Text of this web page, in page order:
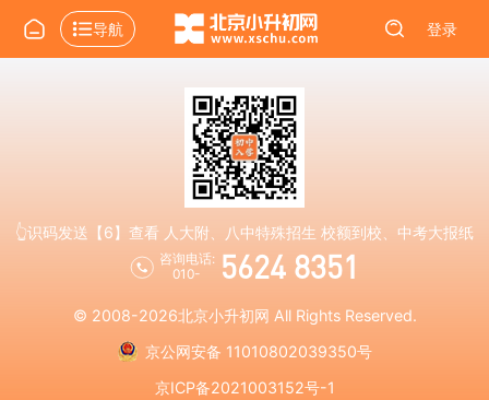
导航 登录
👆识码发送【6】查看 人大附、八中特殊招生 校额到校、中考大报纸
咨询电话:
010-
5624 8351
© 2008-2026北京小升初网 All Rights Reserved.
京公网安备 11010802039350号
京ICP备2021003152号-1